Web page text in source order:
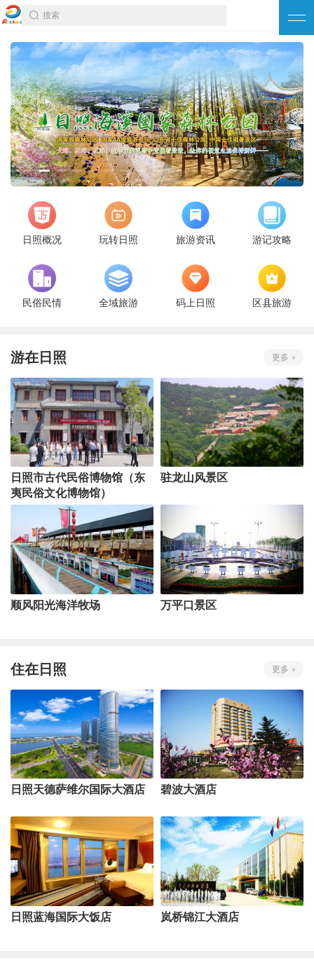
搜索
日照概况 玩转日照 旅游资讯 游记攻略
民俗民情 全域旅游 码上日照 区县旅游
游在日照 更多
日照市古代民俗博物馆（东
夷民俗文化博物馆）
驻龙山风景区
顺风阳光海洋牧场 万平口景区
住在日照 更多
日照天德萨维尔国际大酒店 碧波大酒店
日照蓝海国际大饭店 岚桥锦江大酒店